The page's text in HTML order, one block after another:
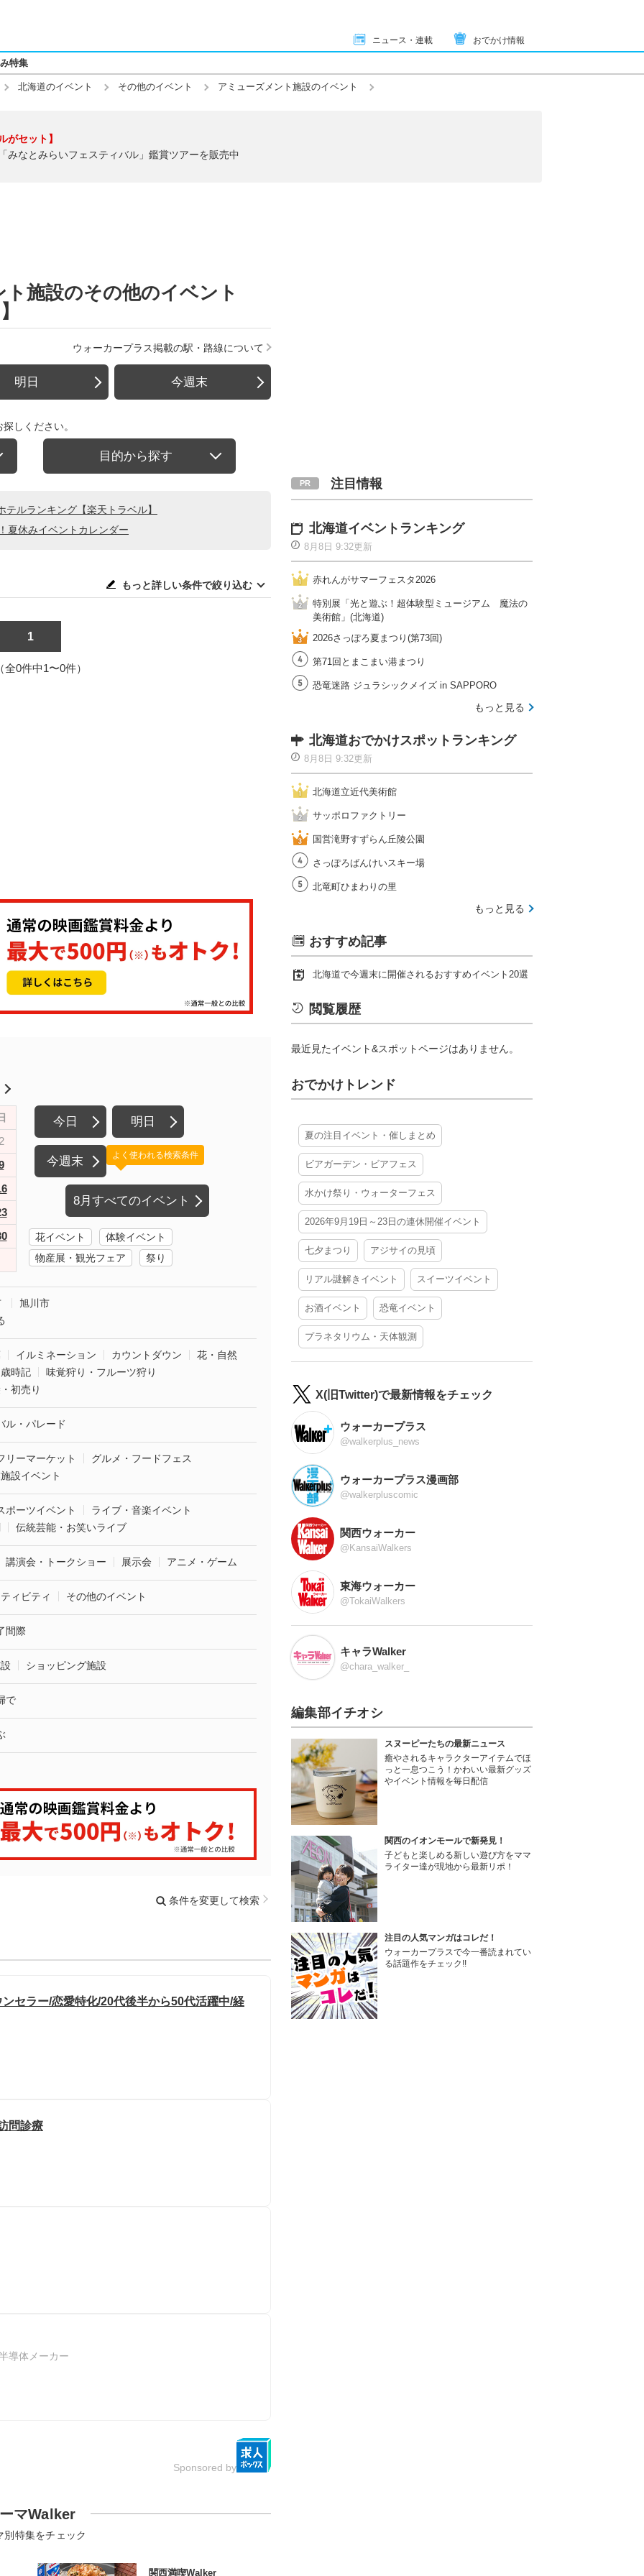
ニュース・連載 おでかけ情報
特集
北海道のイベント その他のイベント アミューズメント施設のイベント
がセット】
みなとみらいフェスティバル」鑑賞ツアーを販売中
施設のその他のイベント
ウォーカープラス掲載の駅・路線について
明日 今週末
しください。
目的から探す
ルランキング【楽天トラベル】
夏休みイベントカレンダー
もっと詳しい条件で絞り込む
1
全0件中1〜0件）
今日 明日
今週末
8月すべてのイベント
よく使われる検索条件
花イベント
体験イベント
物産展・観光フェア
祭り
旭川市
イルミネーション カウントダウン
花・自然
時記
味覚狩り・フルーツ狩り
初売り
ル・パレード
リーマーケット
グルメ・フードフェス
設イベント
ポーツイベント
ライブ・音楽イベント
伝統芸能・お笑いライブ
講演会・トークショー 展示会 アニメ・ゲーム
ィビティ その他のイベント
間際
ショッピング施設
で
条件を変更して検索
セラー/恋愛特化/20代後半から50代活躍中/経
問診療
導体メーカー
Sponsored by
マWalker
別特集をチェック
関西満喫Walker
注目情報
北海道イベントランキング
8月8日 9:32更新
赤れんがサマーフェスタ2026
特別展「光と遊ぶ！超体験型ミュージアム 魔法の
美術館」(北海道)
2026さっぽろ夏まつり(第73回)
第71回とまこまい港まつり
恐竜迷路 ジュラシックメイズ in SAPPORO
もっと見る
北海道おでかけスポットランキング
8月8日 9:32更新
北海道立近代美術館
サッポロファクトリー
国営滝野すずらん丘陵公園
さっぽろばんけいスキー場
北竜町ひまわりの里
もっと見る
おすすめ記事
北海道で今週末に開催されるおすすめイベント20選
閲覧履歴
最近見たイベント&スポットページはありません。
おでかけトレンド
夏の注目イベント・催しまとめ
ビアガーデン・ビアフェス
水かけ祭り・ウォーターフェス
2026年9月19日～23日の連休開催イベント
七夕まつり アジサイの見頃
リアル謎解きイベント スイーツイベント
お酒イベント 恐竜イベント
プラネタリウム・天体観測
X(旧Twitter)で最新情報をチェック
ウォーカープラス
@walkerplus_news
ウォーカープラス漫画部
@walkerpluscomic
関西ウォーカー
@KansaiWalkers
東海ウォーカー
@TokaiWalkers
キャラWalker
@chara_walker_
編集部イチオシ
スヌーピーたちの最新ニュース
癒やされるキャラクターアイテムでほ
っと一息つこう！かわいい最新グッズ
やイベント情報を毎日配信
関西のイオンモールで新発見！
子どもと楽しめる新しい遊び方をママ
ライター達が現地から最新リポ！
注目の人気マンガはコレだ！
ウォーカープラスで今一番読まれてい
る話題作をチェック!!